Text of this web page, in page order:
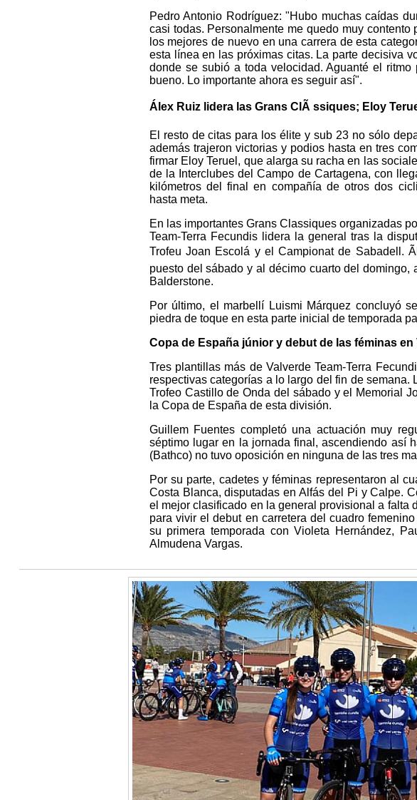
Pedro Antonio Rodríguez: "Hubo muchas caídas
casi todas. Personalmente me quedo muy
los mejores de nuevo en una carrera de esta
esta línea en las próximas citas. La parte decisiva
donde se subió a toda velocidad. Aguanté el
bueno. Lo importante ahora es seguir así".
Álex Ruiz lidera las Grans ClÃ ssiques; Eloy
El resto de citas para los élite y sub 23 no sólo
además trajeron victorias y podios hasta en tres
firmar Eloy Teruel, que alarga su racha en las
de la Interclubes del Campo de Cartagena, con
kilómetros del final en compañía de otros dos
hasta meta.
En las importantes Grans Classiques organizadas
Team-Terra Fecundis lidera la general tras la
Trofeu Joan Escolá y el Campionat de Sabadell.
puesto del sábado y al décimo cuarto del domingo,
Balderstone.
Por último, el marbellí Luismi Márquez concluyó
piedra de toque en esta parte inicial de temporada
Copa de España júnior y debut de las féminas
Tres plantillas más de Valverde Team-Terra
respectivas categorías a lo largo del fin de
Trofeo Castillo de Onda del sábado y el Memorial
la Copa de España de esta división.
Guillem Fuentes completó una actuación muy
séptimo lugar en la jornada final, ascendiendo así
(Bathco) no tuvo oposición en ninguna de las tres
Por su parte, cadetes y féminas representaron al
Costa Blanca, disputadas en Alfás del Pi y Calpe.
el mejor clasificado en la general provisional a falta
para vivir el debut en carretera del cuadro
su primera temporada con Violeta Hernández,
Almudena Vargas.